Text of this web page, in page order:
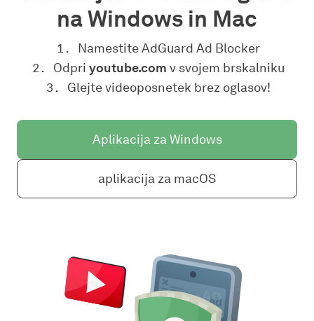
na Windows in Mac
Namestite AdGuard Ad Blocker
Odpri youtube.com v svojem brskalniku
Glejte videoposnetek brez oglasov!
Aplikacija za Windows
aplikacija za macOS